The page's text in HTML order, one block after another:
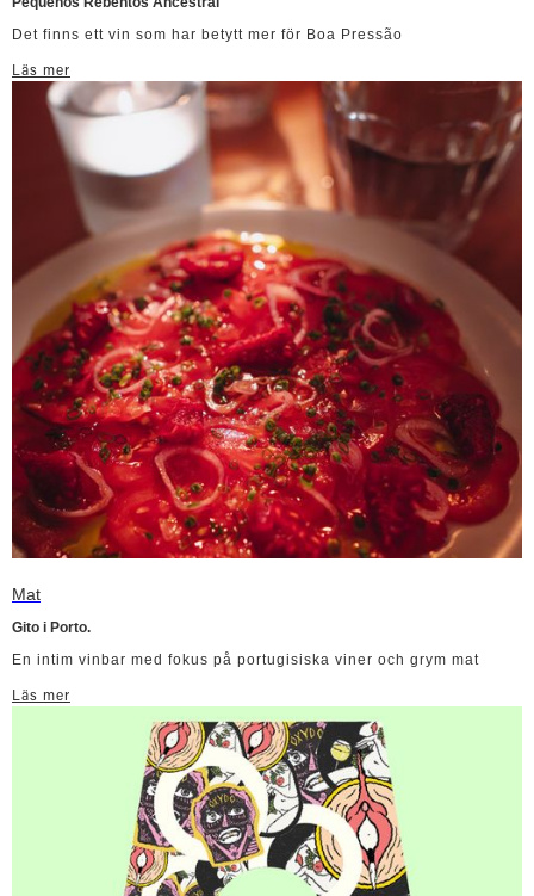
Det finns ett vin som har betytt mer för Boa Pressão
Läs mer
Mat
Gito i Porto.
En intim vinbar med fokus på portugisiska viner och grym mat
Läs mer